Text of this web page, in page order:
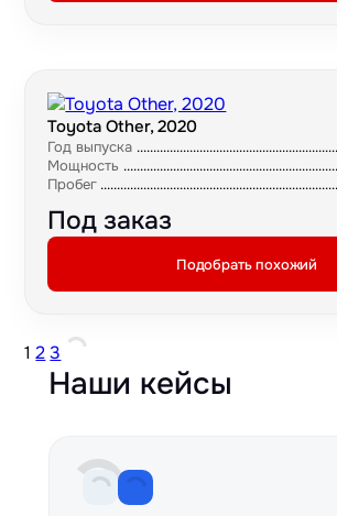
Toyota Other, 2020
Год выпуска
Мощность
Пробег
Под заказ
Подобрать похожий
1 2 3
Наши кейсы